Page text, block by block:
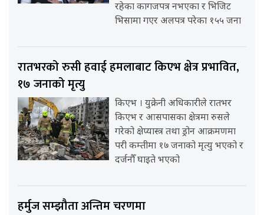
रहेका कागजपत्र नभएका र भिजिट
भिसामा गएर अलपत्र परेका १५५ जना
रातभरको रुसी हवाई हमलाबाट किएभ क्षेत्र प्रभावित,
१७ जनाको मृत्यु
किएभ । युक्रेनी अधिकारीले रातभर
किएभ र आसपासका क्षेत्रमा रुसले
गरेको क्षेप्यास्त्र तथा ड्रोन आक्रमणमा
परी कम्तीमा १७ जनाको मृत्यु भएको र
दर्जनौँ घाइते भएको
हर्मुज सम्झौता अन्तिम चरणमा